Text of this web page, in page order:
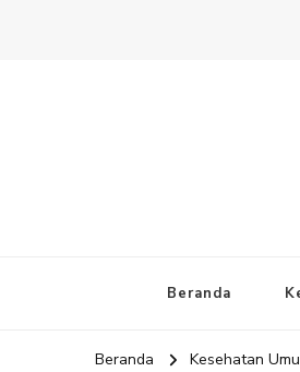
Beranda
Beranda Kesehatan